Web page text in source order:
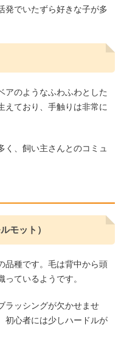
発でいたずら好きな子が多
アのようなふわふわとした
えており、手触りは非常に
く、飼い主さんとのコミュ
モット）
品種です。毛は背中から頭
ているようです。
ラッシングが欠かせませ
初心者には少しハードルが